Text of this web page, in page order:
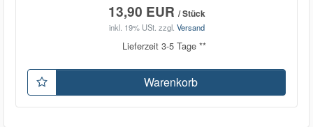
13,90 EUR / Stück
inkl. 19% USt. zzgl. Versand
Lieferzeit 3-5 Tage **
Warenkorb